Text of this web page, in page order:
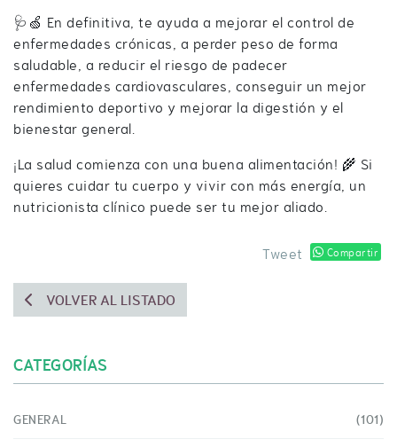
🩺🍏 En definitiva, te ayuda a mejorar el control de
enfermedades crónicas, a perder peso de forma
saludable, a reducir el riesgo de padecer
enfermedades cardiovasculares, conseguir un mejor
rendimiento deportivo y mejorar la digestión y el
bienestar general.
¡La salud comienza con una buena alimentación! 🌾 Si
quieres cuidar tu cuerpo y vivir con más energía, un
nutricionista clínico puede ser tu mejor aliado.
Tweet
Compartir
VOLVER AL LISTADO
CATEGORÍAS
GENERAL (101)